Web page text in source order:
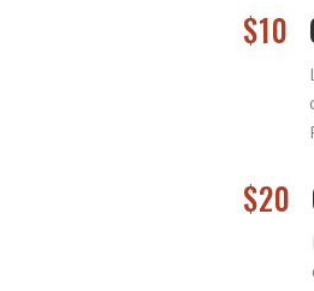
$10
$20